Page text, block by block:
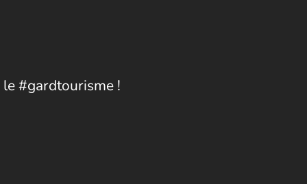
#gardtourisme !